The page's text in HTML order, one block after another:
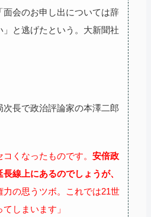
会のお申し出については辞
と逃げたという。大新聞社
次長で政治評論家の本澤二郎
コくなったものです。 安倍政
線上にあるのでしょうが、
力の思うツボ。これでは21世
しまいます」